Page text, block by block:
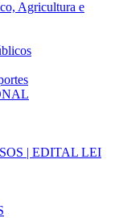
Agricultura e
| EDITAL LEI